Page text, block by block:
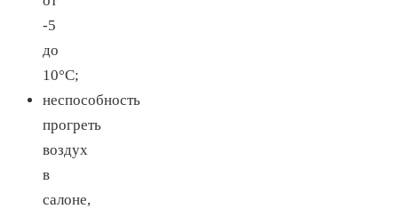
-5
до
10°С;
неспособность
прогреть
воздух
в
салоне,